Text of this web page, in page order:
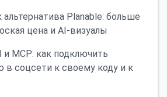
альтернатива Planable: больше
цена и AI-визуалы
и MCP: как подключить
в соцсети к своему коду и к